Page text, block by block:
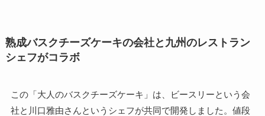
熟成バスクチーズケーキの会社と九州のレストラン
シェフがコラボ
この「大人のバスクチーズケーキ」は、ビースリーという会
社と川口雅由さんというシェフが共同で開発しました。値段